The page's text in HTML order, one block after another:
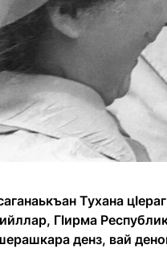
Тухана
ГIирма
денз, вай